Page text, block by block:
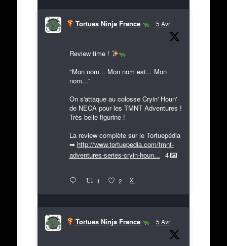
Tortues Ninja France 5 Avr
Review time !
"Mon nom... Mon nom est... Mon
nom..."
On s'attaque au colosse Cryin' Houn'
de NECA pour les TMNT Adventures !
Très belle figurine !
La review complète sur le Tortuepédia
➡ http://www.tortuepedia.com/tmnt-
adventures-series-cryin-houn... 4
1 2 X
Tortues Ninja France 5 Avr